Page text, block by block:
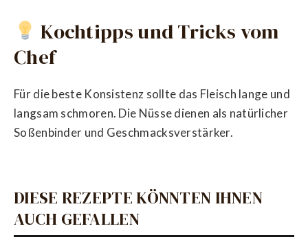
Kochtipps und Tricks vom
Chef
Für die beste Konsistenz sollte das Fleisch lange und
langsam schmoren. Die Nüsse dienen als natürlicher
Soßenbinder und Geschmacksverstärker.
DIESE REZEPTE KÖNNTEN IHNEN
AUCH GEFALLEN